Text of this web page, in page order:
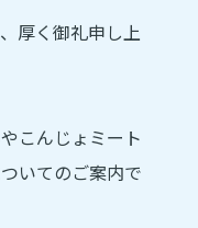
厚く御礼申し上
こんじょミート
いてのご案内で